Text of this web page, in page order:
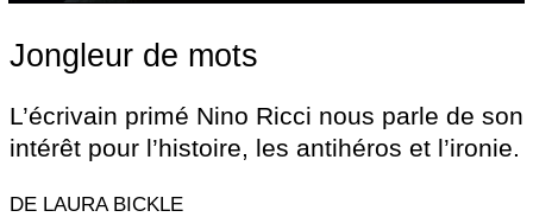
Jongleur de mots
L’écrivain primé Nino Ricci nous parle de son
intérêt pour l’histoire, les antihéros et l’ironie.
DE LAURA BICKLE